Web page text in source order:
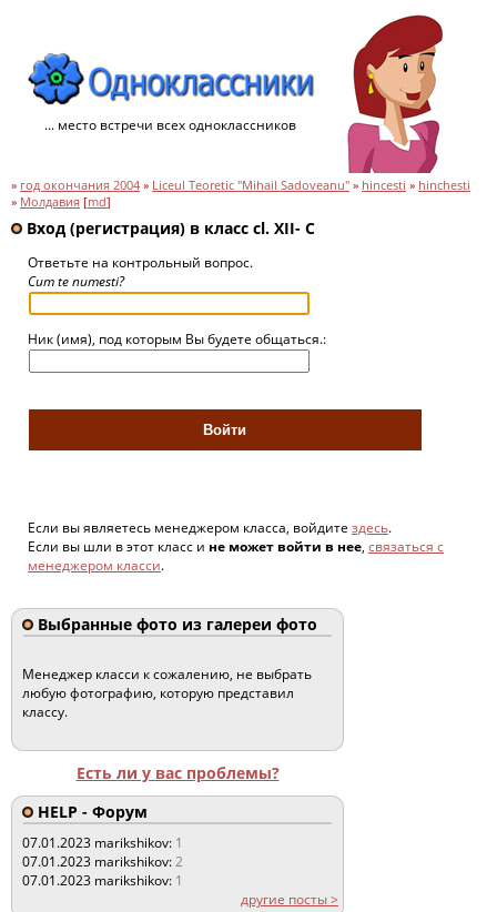
... место встречи всех одноклассников
» год окончания 2004 » Liceul Teoretic "Mihail Sadoveanu" » hincesti » hinchesti
» Молдавия [md]
Вход (регистрация) в класс cl. XII- C
Ответьте на контрольный вопрос.
Cum te numesti?
Ник (имя), под которым Вы будете общаться.:
Если вы являетесь менеджером класса, войдите здесь.
Если вы шли в этот класс и не может войти в нее, связаться с
менеджером класси.
Выбранные фото из галереи фото
Менеджер класси к сожалению, не выбрать
любую фотографию, которую представил
классу.
Есть ли у вас проблемы?
HELP - Форум
07.01.2023 marikshikov: 1
07.01.2023 marikshikov:2
07.01.2023 marikshikov: 1
другие посты >